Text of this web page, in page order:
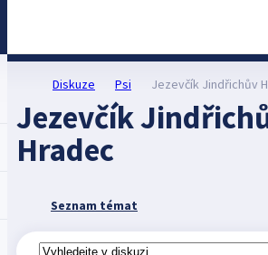
Diskuze Psi Jezevčík Jindřichův
Jezevčík
Hradec
Seznam témat